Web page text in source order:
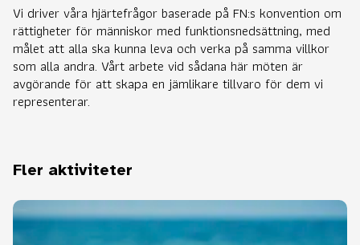
Vi driver våra hjärtefrågor baserade på FN:s konvention om
rättigheter för människor med funktionsnedsättning, med
målet att alla ska kunna leva och verka på samma villkor
som alla andra. Vårt arbete vid sådana här möten är
avgörande för att skapa en jämlikare tillvaro för dem vi
representerar.
Fler aktiviteter